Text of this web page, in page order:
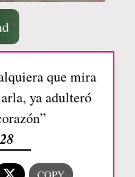
que mira
ya adulteró